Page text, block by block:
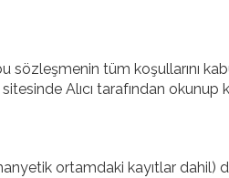
sözleşmenin tüm koşullarını
Alıcı tarafından okunup
ortamdaki kayıtlar dahil)